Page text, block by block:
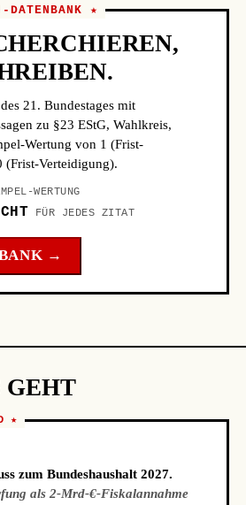
DATENBANK ★
21. Bundestages mit
zu §23 EStG, Wahlkreis,
Wertung von 1 (Frist-
(Frist-Verteidigung).
WERTUNG
FÜR JEDES ZITAT
→
GEHT
★
zum Bundeshaushalt 2027.
als 2-Mrd-€-Fiskalannahme